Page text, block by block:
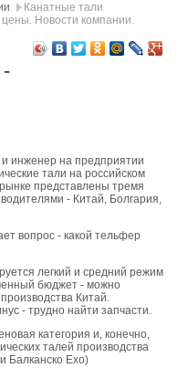
Канатные тали
цены. Новости компании.
инженер на предприятии
тали на российском
представлены тремя
- Китай, Болгария,
вопрос - какой тельфер
легкий и средний режим
бюджет - можно
Китай.
- трудно найти запчасти.
категория и, конечно,
талей производства
Балканско Ехо)